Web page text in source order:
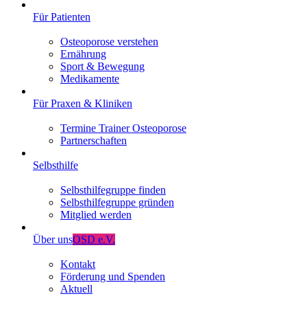
Für Patienten
Osteoporose verstehen
Ernährung
Sport & Bewegung
Medikamente
Für Praxen & Kliniken
Termine Trainer Osteoporose
Partnerschaften
Selbsthilfe
Selbsthilfegruppe finden
Selbsthilfegruppe gründen
Mitglied werden
Über unsOSD e.V.
Kontakt
Förderung und Spenden
Aktuell